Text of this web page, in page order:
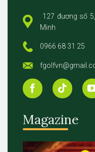
127 đương số
Minh
0966 68 31 25
Magazine